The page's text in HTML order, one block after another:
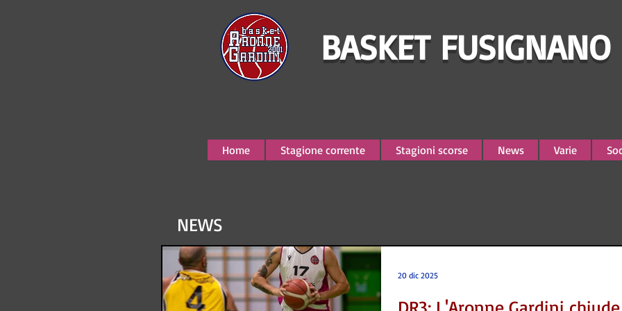
BASKET FUSIGNANO
Home Stagione corrente Stagioni scorse News Varie
NEWS
20 dic 2025